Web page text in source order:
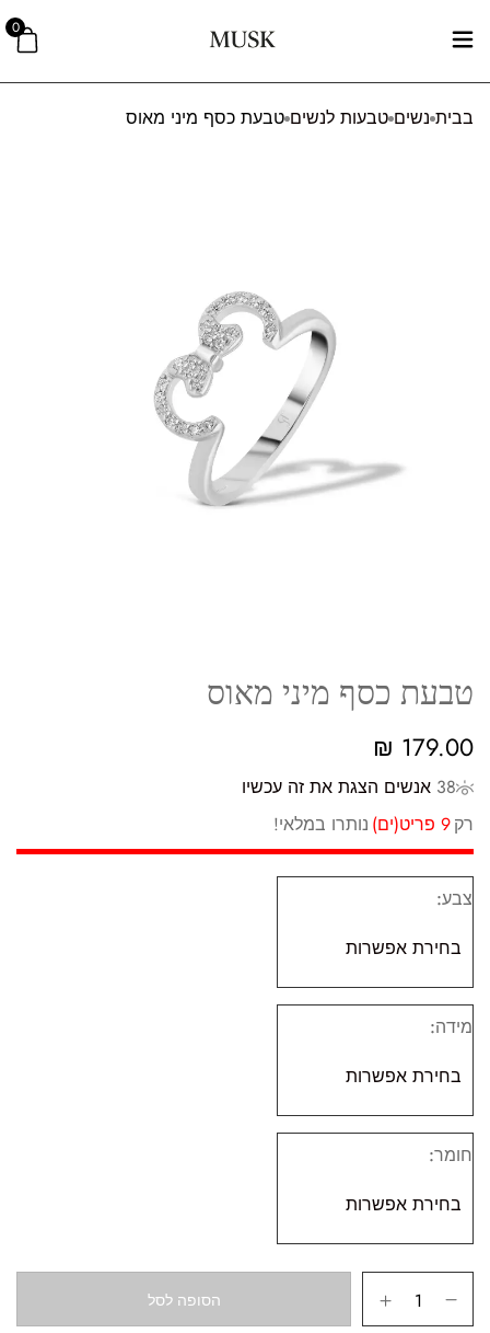
0
בבית נשים טבעות לנשים טבעת כסף מיני מאוס
טבעת כסף מיני מאוס
179.00
₪
38 אנשים הצגת את זה עכשיו
רק9 פריט(ים) נותרו במלאי!
צבע
מידה
חומר
הסופה לסל